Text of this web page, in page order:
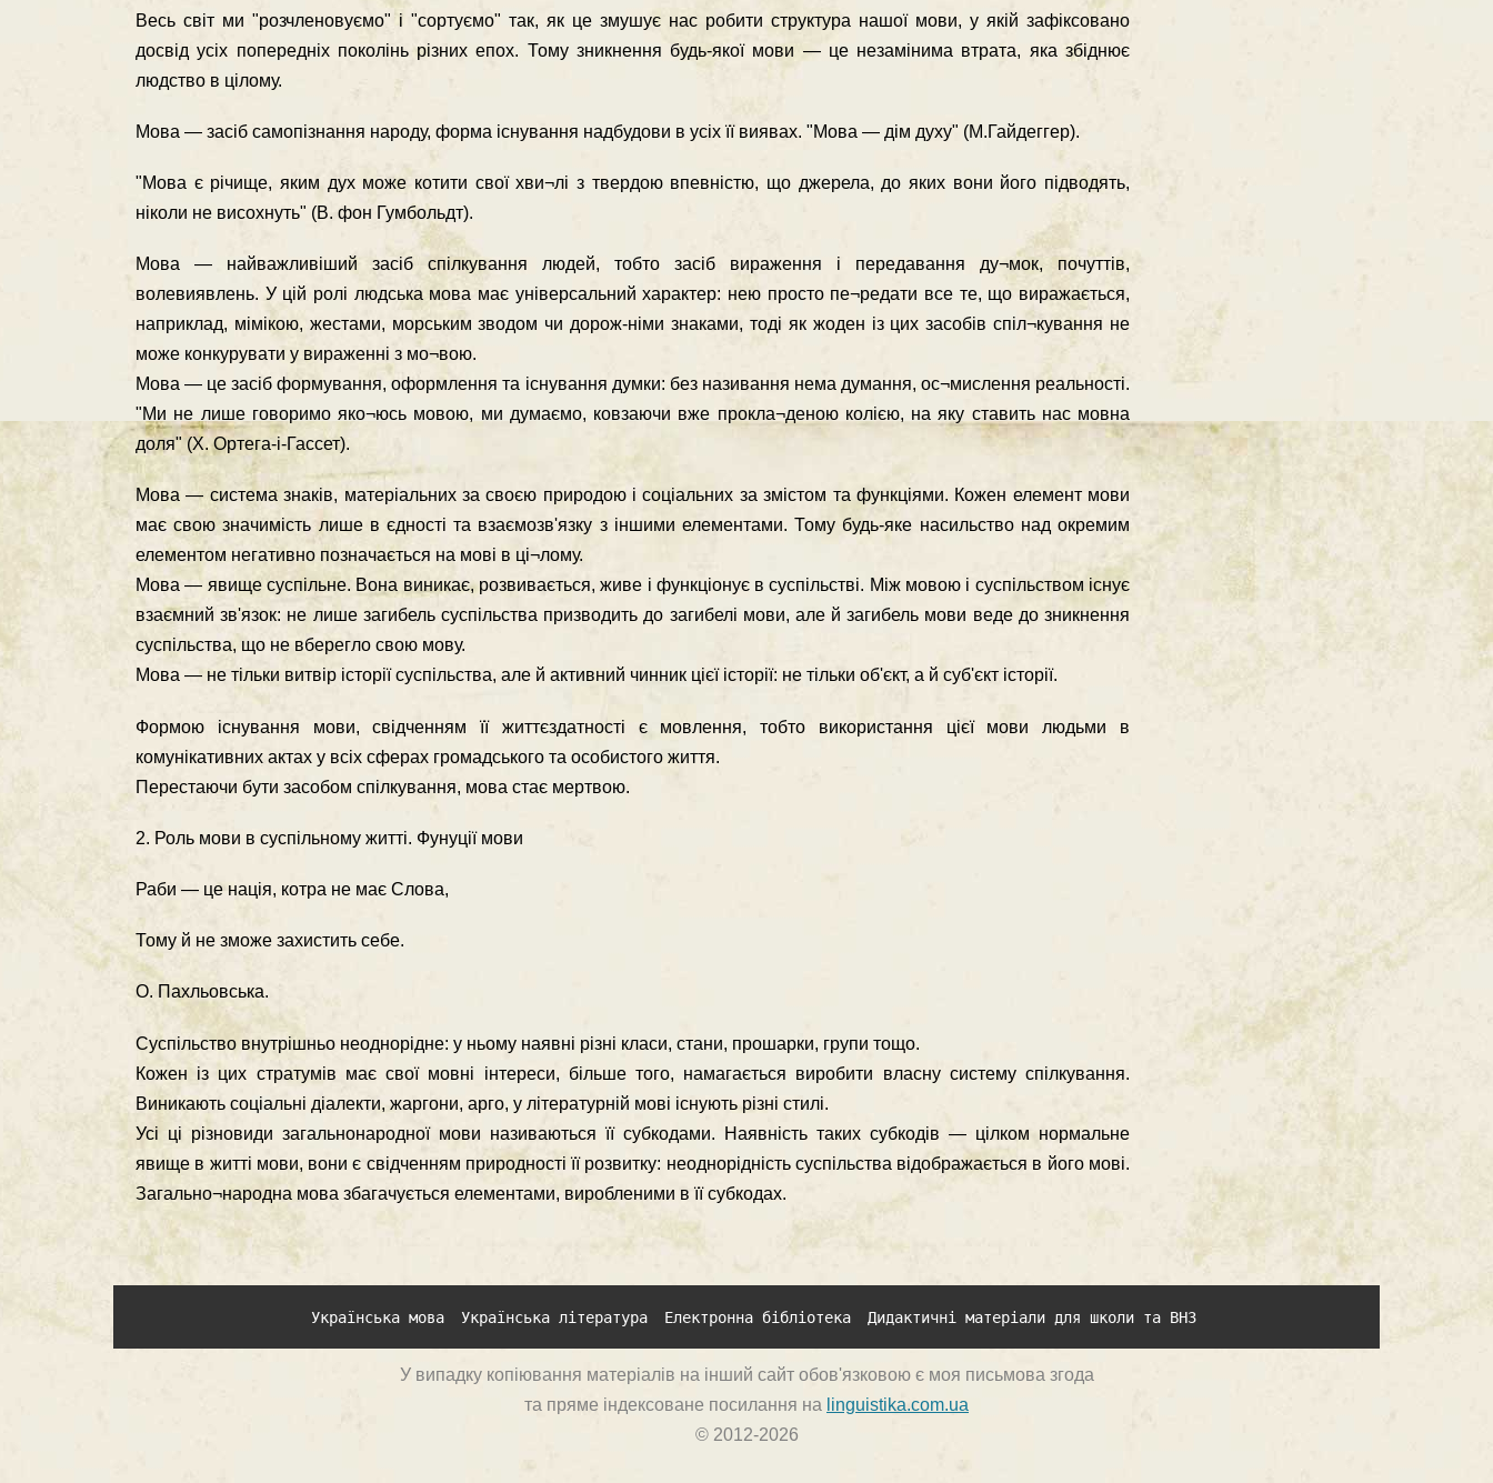
Весь світ ми "розчленовуємо" і "сортуємо" так, як це змушує нас робити структура нашої мови, у якій зафіксовано
досвід усіх попередніх поколінь різних епох. Тому зникнення будь-якої мови — це незамінима втрата, яка збіднює
людство в цілому.
Мова — засіб самопізнання народу, форма існування надбудови в усіх її виявах. "Мова — дім духу" (М.Гайдеггер).
"Мова є річище, яким дух може котити свої хви¬лі з твердою впевністю, що джерела, до яких вони його підводять,
ніколи не висохнуть" (В. фон Гумбольдт).
Мова — найважливіший засіб спілкування людей, тобто засіб вираження і передавання ду¬мок, почуттів,
волевиявлень. У цій ролі людська мова має універсальний характер: нею просто пе¬редати все те, що виражається,
наприклад, мімікою, жестами, морським зводом чи дорож-німи знаками, тоді як жоден із цих засобів спіл¬кування не
може конкурувати у вираженні з мо¬вою.
Мова — це засіб формування, оформлення та існування думки: без називання нема думання, ос¬мислення реальності.
"Ми не лише говоримо яко¬юсь мовою, ми думаємо, ковзаючи вже прокла¬деною колією, на яку ставить нас мовна
доля" (Х. Ортега-і-Гассет).
Мова — система знаків, матеріальних за своєю природою і соціальних за змістом та функціями. Кожен елемент мови
має свою значимість лише в єдності та взаємозв'язку з іншими елементами. Тому будь-яке насильство над окремим
елементом негативно позначається на мові в ці¬лому.
Мова — явище суспільне. Вона виникає, розвивається, живе і функціонує в суспільстві. Між мовою і суспільством існує
взаємний зв'язок: не лише загибель суспільства призводить до загибелі мови, але й загибель мови веде до зникнення
суспільства, що не вберегло свою мову.
Мова — не тільки витвір історії суспільства, але й активний чинник цієї історії: не тільки об'єкт, а й суб'єкт історії.
Формою існування мови, свідченням її життєздатності є мовлення, тобто використання цієї мови людьми в
комунікативних актах у всіх сферах громадського та особистого життя.
Перестаючи бути засобом спілкування, мова стає мертвою.
2. Роль мови в суспільному житті. Фунуції мови
Раби — це нація, котра не має Слова,
Тому й не зможе захистить себе.
О. Пахльовська.
Суспільство внутрішньо неоднорідне: у ньому наявні різні класи, стани, прошарки, групи тощо.
Кожен із цих стратумів має свої мовні інтереси, більше того, намагається виробити власну систему спілкування.
Виникають соціальні діалекти, жаргони, арго, у літературній мові існують різні стилі.
Усі ці різновиди загальнонародної мови називаються її субкодами. Наявність таких субкодів — цілком нормальне
явище в житті мови, вони є свідченням природності її розвитку: неоднорідність суспільства відображається в його мові.
Загально¬народна мова збагачується елементами, виробленими в її субкодах.
Українська мова Українська література Електронна бібліотека Дидактичні матеріали для школи та ВНЗ
У випадку копіювання матеріалів на інший сайт обов'язковою є моя письмова згода
та пряме індексоване посилання на linguistika.com.ua
© 2012-2026